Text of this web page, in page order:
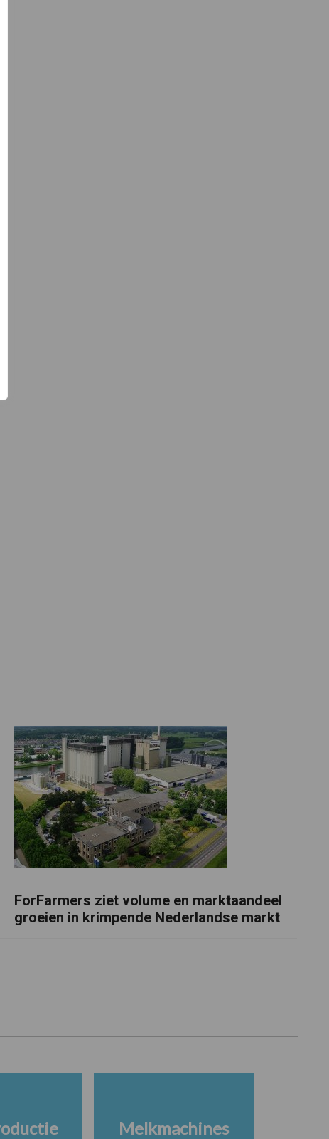
ForFarmers ziet volume en marktaandeel
groeien in krimpende Nederlandse markt
Melkmachines